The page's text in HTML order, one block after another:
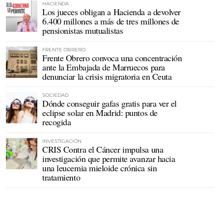
HACIENDA
Los jueces obligan a Hacienda a devolver
6.400 millones a más de tres millones de
pensionistas mutualistas
FRENTE OBRERO
Frente Obrero convoca una concentración
ante la Embajada de Marruecos para
denunciar la crisis migratoria en Ceuta
SOCIEDAD
Dónde conseguir gafas gratis para ver el
eclipse solar en Madrid: puntos de
recogida
INVESTIGACIÓN
CRIS Contra el Cáncer impulsa una
investigación que permite avanzar hacia
una leucemia mieloide crónica sin
tratamiento